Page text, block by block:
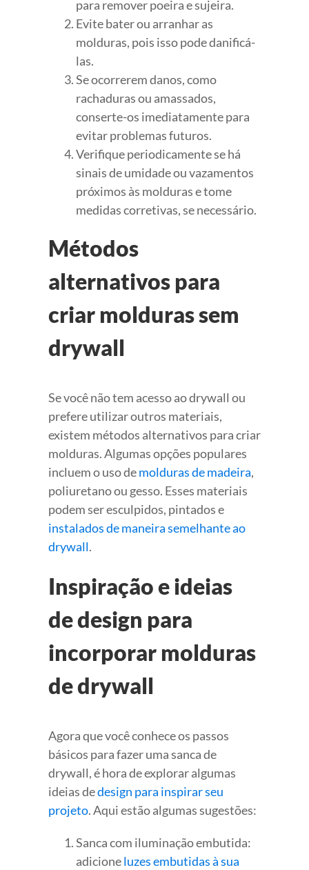
para remover poeira e sujeira.
Evite bater ou arranhar as
molduras, pois isso pode danificá-
las.
Se ocorrerem danos, como
rachaduras ou amassados,
conserte-os imediatamente para
evitar problemas futuros.
Verifique periodicamente se há
sinais de umidade ou vazamentos
próximos às molduras e tome
medidas corretivas, se necessário.
Métodos
alternativos para
criar molduras sem
drywall
Se você não tem acesso ao drywall ou
prefere utilizar outros materiais,
existem métodos alternativos para criar
molduras. Algumas opções populares
incluem o uso demolduras de madeira,
poliuretano ou gesso. Esses materiais
podem ser esculpidos, pintados e
instalados de maneira semelhante ao
drywall.
Inspiração e ideias
de design para
incorporar molduras
de drywall
Agora que você conhece os passos
básicos para fazer uma sanca de
drywall, é hora de explorar algumas
ideias dedesign para inspirar seu
projeto. Aqui estão algumas sugestões:
Sanca com iluminação embutida:
adicioneluzes embutidas à sua